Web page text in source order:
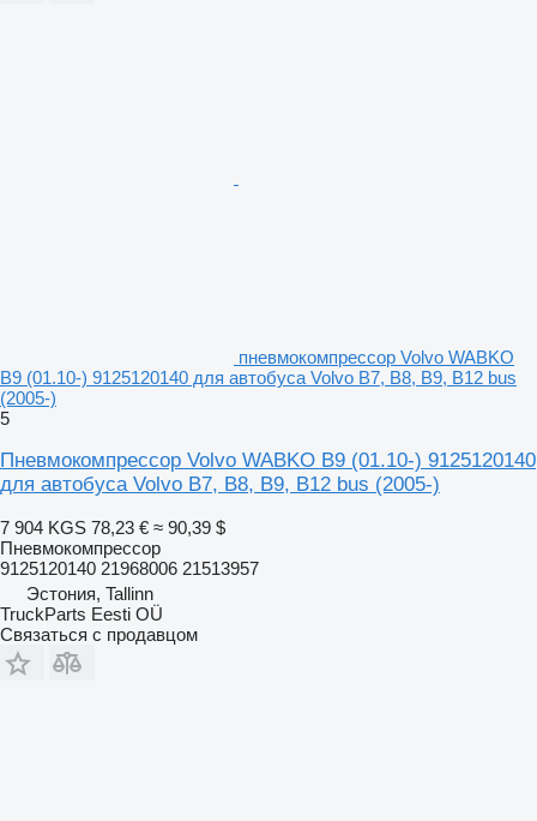
пневмокомпрессор Volvo WABKO
B9 (01.10-) 9125120140 для автобуса Volvo B7, B8, B9, B12 bus
(2005-)
5
Пневмокомпрессор Volvo WABKO B9 (01.10-) 9125120140
для автобуса Volvo B7, B8, B9, B12 bus (2005-)
7 904 KGS 78,23 € ≈ 90,39 $
Пневмокомпрессор
9125120140 21968006 21513957
Эстония, Tallinn
TruckParts Eesti OÜ
Связаться с продавцом